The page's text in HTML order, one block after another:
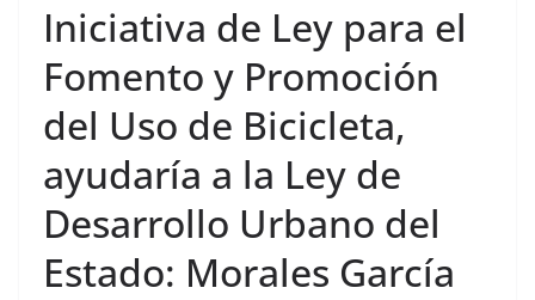
Iniciativa de Ley para el
Fomento y Promoción
del Uso de Bicicleta,
ayudaría a la Ley de
Desarrollo Urbano del
Estado: Morales García